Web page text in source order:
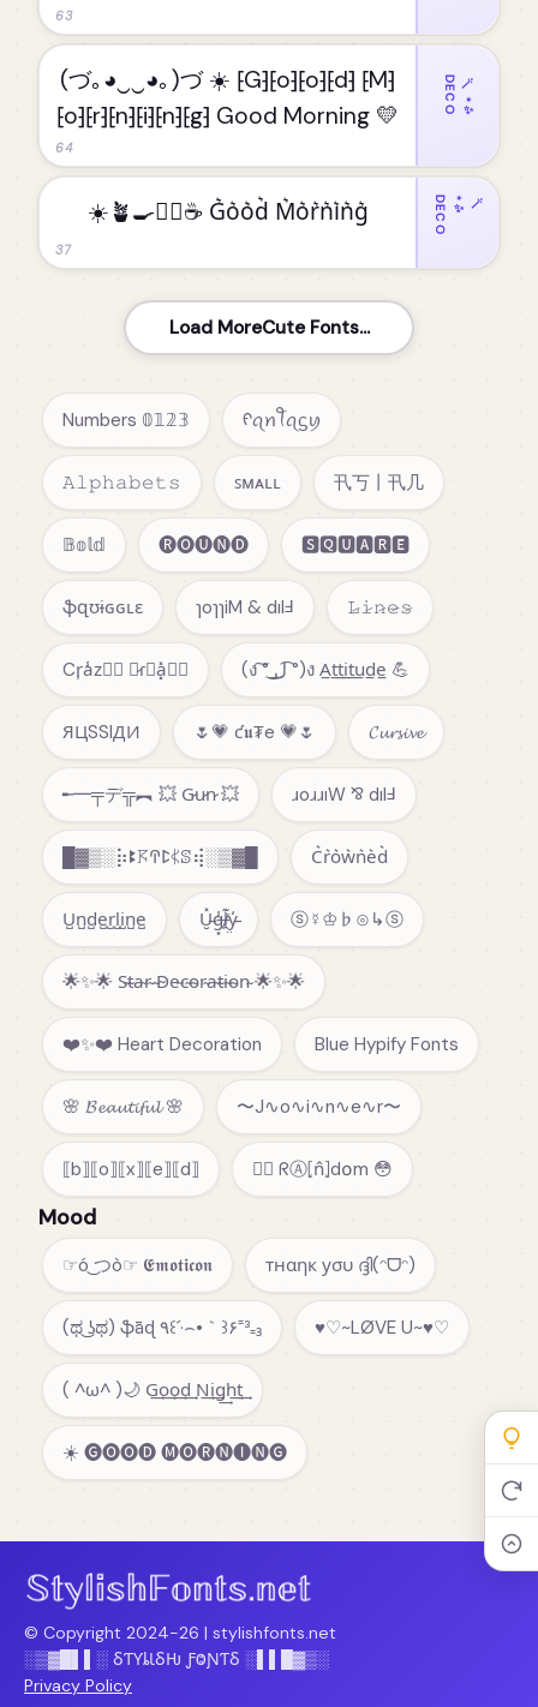
63
64
(づ｡◕‿‿◕｡)づ ☀️ ⁅G⁆⁅o⁆⁅o⁆⁅d⁆ ⁅M⁆
⁅o⁆⁅r⁆⁅n⁆⁅i⁆⁅n⁆⁅g⁆ Good Morning 💛
🪄⋆✨
DECO
37
☀️🪴🍳🧘‍♀️☕️ G͛o͛o͛d͛ M͛o͛r͛n͛i͛n͛g͛ 🪄⋆
✨
DECO
Load MoreCute Fonts...
Numbers 𝟘𝟙𝟚𝟛 ᠻꪖꪀꪻꪖᦓꪗ
𝙰𝚕𝚙𝚑𝚊𝚋𝚎𝚝𝚜 ꜱᴍᴀʟʟ 卂丂丨卂几
𝔹𝕠𝕝𝕕 🅡🅞🅤🅝🅓 🆂🆀🆄🅰🆁🅴
ֆզʊɨɢɢʟɛ ɿoɿɿiM & dılℲ 𝙻̷𝚒̷𝚗̷𝚎̷𝚜̷
Cr͎a̾z⃝🅨 𝙵̷ɾⒺa͓̽𝔨ｙ (ง ͠° ͟ل͜ ͡°)ง A̲t̲t̲i̲t̲u̲d̲e̲ 💪
ЯЦSSIДИ 🌷💗 ƈ𝖚₮e 💗🌷 𝓒𝓾𝓻𝓼𝓲𝓿𝓮
╾━╤デ╦︻ 💥 G̷u̷n̷ 💥 ɹoɹɹıW ⅋ dılℲ
█▓▒­░⡷ꔪ𖦪ꛈꛕ𖤰ꕷ⢾░▒▓█ C͛r͛o͛w͛n͛e͛d͛
U̺n̺d̺e̺r̺l̺i̺n̺e̺ U̵̮̽g̶͙̾ḽ̸͊y̵̤̒ ⓢ☿♔♭⊙↳ⓢ
🌟✨🌟 S̴t̴a̴r̴ ̴D̴e̴c̴o̴r̴a̴t̴i̴o̴n̴ 🌟✨🌟
❤️✨❤️ Heart Decoration Blue Hypify Fonts
🌸 𝓑𝓮𝓪𝓾𝓽𝓲𝓯𝓾𝓵 🌸 〜J∿o∿i∿n∿e∿r〜
⟦b⟧⟦o⟧⟦x⟧⟦e⟧⟦d⟧ 😵‍💫 ᖇⒶ⦏n̂⦎d໐m 😳
Mood
☞ó ͜つò☞ 𝕰𝖒𝖔𝖙𝖎𝖈𝖔𝖓 тнαηк уσυ ദ്ദി(ᵔᗜᵔ)
(ಥ ͜ʖಥ) ֆǟɖ ٩꒰´·⌢•｀꒱۶⁼³₌₃ ♥♡~LØVE U~♥♡
( ^ω^ )🌙 G͢o͢o͢d͢ N͢i͢g͢h͢t͢
☀️ 🅖🅞🅞🅓 🅜🅞🅡🅝🅘🅝🅖
© Copyright 2024-26 | stylishfonts.net
░▒▓█▌▌░ ⳜƬƳȴƖⳜǶ ƑⰙƝƬⳜ ░▌▌█▓▒░
Privacy Policy